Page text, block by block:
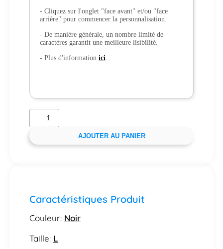
- Cliquez sur l'onglet "face avant" et/ou "face
arrière" pour commencer la personnalisation.
- De manière générale, un nombre limité de
caractères garantit une meilleure lisibilité.
- Plus d'information ici.
AJOUTER AU PANIER
Caractéristiques Produit
Couleur: Noir
Taille: L